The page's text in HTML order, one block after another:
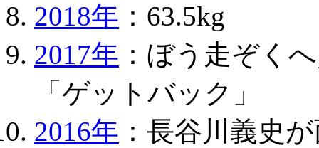
2018年 ：63.5kg
2017年 ：ぼう走ぞく
「ゲットバック」
2016年 ：長谷川義史